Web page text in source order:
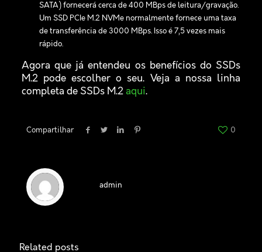
SATA) fornecerá cerca de 400 MBps de leitura/gravação.
Um SSD PCIe M.2 NVMe normalmente fornece uma taxa
de transferência de 3000 MBps. Isso é 7,5 vezes mais
rápido.
Agora que já entendeu os benefícios do SSDs
M.2 pode escolher o seu. Veja a nossa linha
completa de SSDs M.2 aqui.
Compartilhar 0
admin
Related posts